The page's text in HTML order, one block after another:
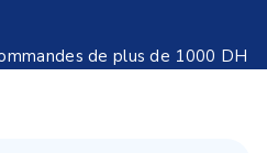
de plus de 1000 DH